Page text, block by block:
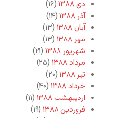
دی ۱۳۸۸
(۱۶)
آذر ۱۳۸۸
(۱۴)
آبان ۱۳۸۸
(۱۳)
مهر ۱۳۸۸
(۱۳)
شهریور ۱۳۸۸
(۲۱)
مرداد ۱۳۸۸
(۲۵)
تیر ۱۳۸۸
(۲۰)
خرداد ۱۳۸۸
(۴۰)
اردیبهشت ۱۳۸۸
(۱۱)
فروردین ۱۳۸۸
(۱۹)